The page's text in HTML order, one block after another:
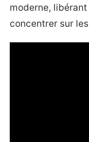
moderne,
concentrer sur